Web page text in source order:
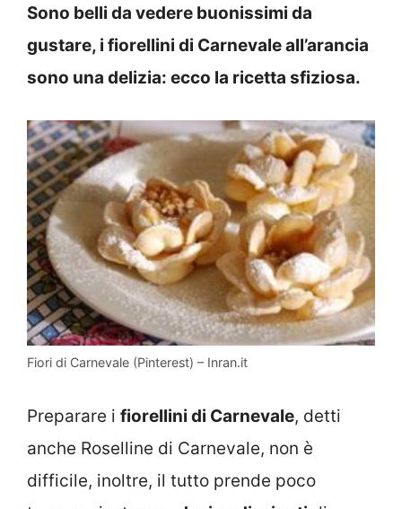
Sono belli da vedere buonissimi da
gustare, i fiorellini di Carnevale all’arancia
sono una delizia: ecco la ricetta sfiziosa.
Fiori di Carnevale (Pinterest) – Inran.it
Preparare i fiorellini di Carnevale, detti
anche Roselline di Carnevale, non è
difficile, inoltre, il tutto prende poco